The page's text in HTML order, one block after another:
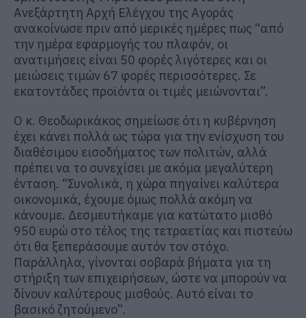
Ανεξάρτητη Αρχή Ελέγχου της Αγοράς
ανακοίνωσε πριν από μερικές ημέρες πως “από
την ημέρα εφαρμογής του πλαφόν, οι
ανατιμήσεις είναι 50 φορές λιγότερες και οι
μειώσεις τιμών 67 φορές περισσότερες. Σε
εκατοντάδες προϊόντα οι τιμές μειώνονται”.
Ο κ. Θεοδωρικάκος σημείωσε ότι η κυβέρνηση
έχει κάνει πολλά ως τώρα για την ενίσχυση του
διαθέσιμου εισοδήματος των πολιτών, αλλά
πρέπει να το συνεχίσει με ακόμα μεγαλύτερη
ένταση. “Συνολικά, η χώρα πηγαίνει καλύτερα
οικονομικά, έχουμε όμως πολλά ακόμη να
κάνουμε. Δεσμευτήκαμε για κατώτατο μισθό
950 ευρώ στο τέλος της τετραετίας και πιστεύω
ότι θα ξεπεράσουμε αυτόν τον στόχο.
Παράλληλα, γίνονται σοβαρά βήματα για τη
στήριξη των επιχειρήσεων, ώστε να μπορούν να
δίνουν καλύτερους μισθούς. Αυτό είναι το
βασικό ζητούμενο”.